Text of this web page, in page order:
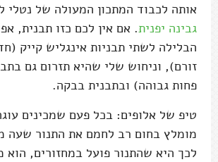
אותה לכבוד המתכון המעולה של נטלי
גבינה יפנית. אם אין לכם כזו תבנית,
הבלילה לשתי תבניות אינגליש קייק
פחות גבוהה) ובתבנית בבקה.
טיפ של אלופים: בכל פעם שמכינים
מומלץ בחום רב לחמם את התנור שעה
לכך היא שהתנור פועל במחזורים, הוא